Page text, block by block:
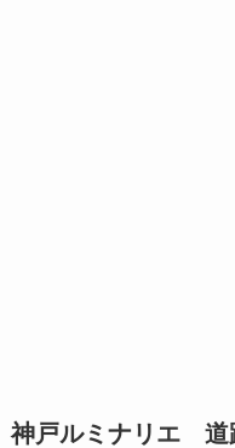
神戸ルミナリエ 道